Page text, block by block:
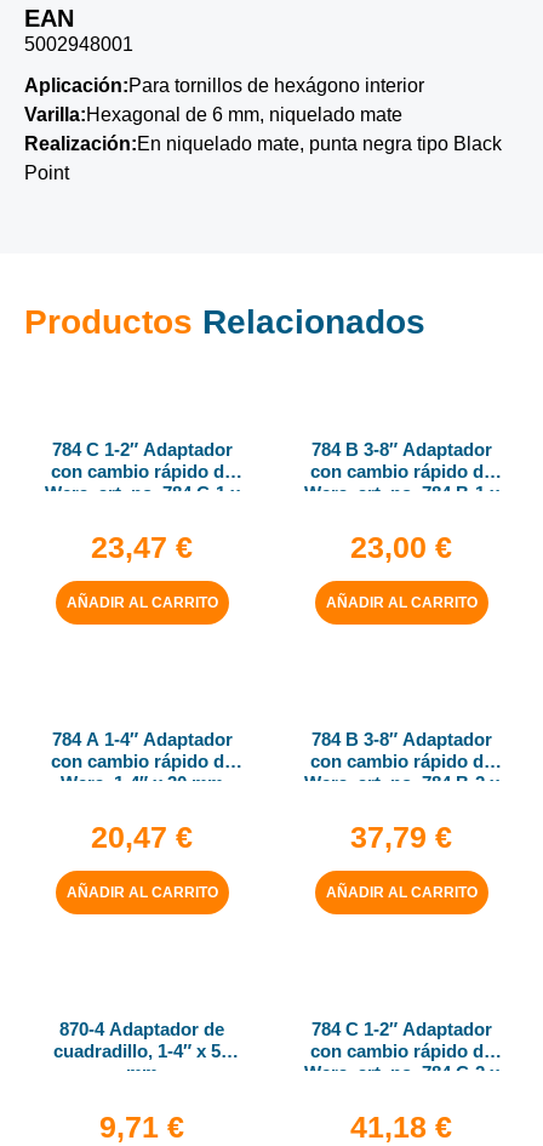
EAN
5002948001
Aplicación:Para tornillos de hexágono interior
Varilla:Hexagonal de 6 mm, niquelado mate
Realización:En niquelado mate, punta negra tipo Black
Point
Productos Relacionados
784 C 1-2″ Adaptador
con cambio rápido de
Wera, art. no. 784 C-1 x
23,47 €
AÑADIR AL CARRITO
784 B 3-8″ Adaptador
con cambio rápido de
Wera, art. no. 784 B-1 x
23,00 €
AÑADIR AL CARRITO
784 A 1-4″ Adaptador
con cambio rápido de
Wera, 1-4″ x 30 mm
20,47 €
AÑADIR AL CARRITO
784 B 3-8″ Adaptador
con cambio rápido de
Wera, art. no. 784 B-2 x
37,79 €
AÑADIR AL CARRITO
870-4 Adaptador de
cuadradillo, 1-4″ x 50
mm
9,71 €
784 C 1-2″ Adaptador
con cambio rápido de
Wera, art. no. 784 C-2 x
41,18 €